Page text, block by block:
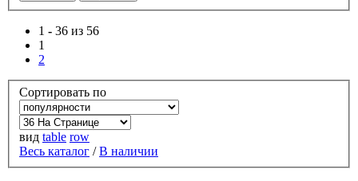
1 - 36 из 56
1
2
Сортировать по
вид table row
Весь каталог /В наличии